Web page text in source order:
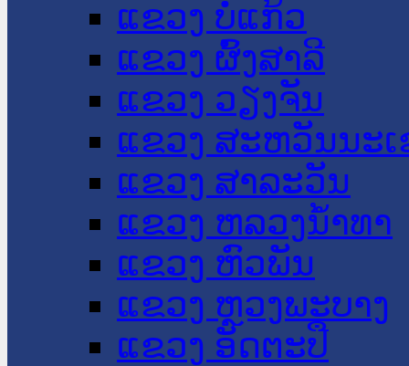
ແຂວງ ບໍ່ແກ້ວ
ແຂວງ ຜົ້ງສາລີ
ແຂວງ ວຽງຈັນ
ແຂວງ ສະຫວັນນະ
ແຂວງ ສາລະວັນ
ແຂວງ ຫລວງນໍ້າທາ
ແຂວງ ຫົວພັນ
ແຂວງ ຫຼວງພະບາງ
ແຂວງ ອັດຕະປື